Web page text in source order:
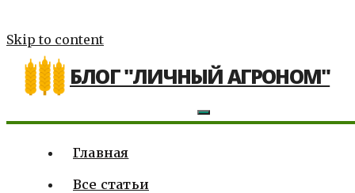
Skip to content
БЛОГ "ЛИЧНЫЙ АГРОНОМ"
Главная
Все статьи